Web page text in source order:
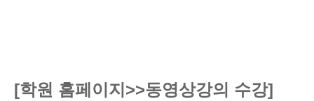
[학원 홈페이지>>동영상강의 수강]